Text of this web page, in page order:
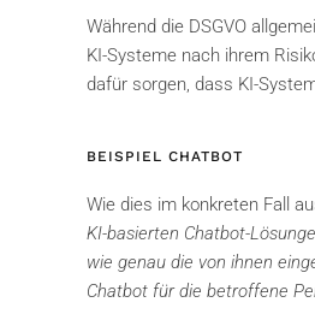
Während die DSGVO
KI-Systeme nach ihrem
dafür sorgen, dass KI-
BEISPIEL CHATBOT
Wie dies im konkreten Fall
KI-basierten Chatbot-
wie genau die von ihnen
Chatbot für die betroffene